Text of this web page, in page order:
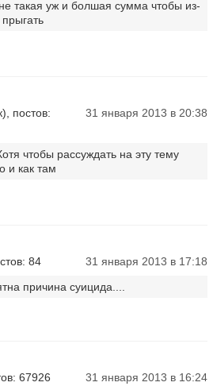
такая уж и болшая сумма чтобы из-
постов:
31 января 2013 в 20:38
чтобы рассуждать на эту тему
и как там
84
31 января 2013 в 17:18
причина суицида....
67926 31 января 2013 в 16:24